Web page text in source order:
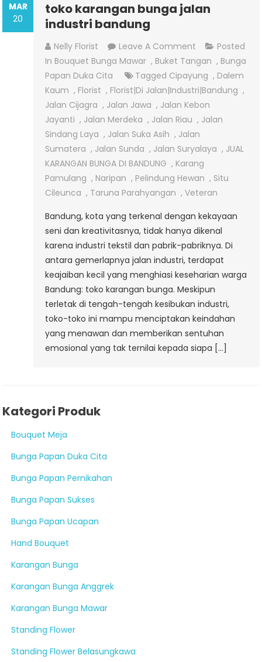
MAR
20
toko karangan bunga jalan
industri bandung
Nelly Florist Leave A Comment On
Toko
Karangan
Bunga
Jalan
Industri
Bandung
Posted
In Bouquet Bunga Mawar , Buket Tangan , Bunga
Papan Duka Cita
Tagged Cipayung , Dalem
Kaum , Florist , Florist|di Jalan|industri|bandung ,
Jalan Cijagra , Jalan Jawa , Jalan Kebon
Jayanti , Jalan Merdeka , Jalan Riau , Jalan
Sindang Laya , Jalan Suka Asih , Jalan
Sumatera , Jalan Sunda , Jalan Suryalaya , JUAL
KARANGAN BUNGA DI BANDUNG , Karang
Pamulang , Naripan , Pelindung Hewan , Situ
Cileunca , Taruna Parahyangan ,Veteran
Bandung, kota yang terkenal dengan kekayaan
seni dan kreativitasnya, tidak hanya dikenal
karena industri tekstil dan pabrik-pabriknya. Di
antara gemerlapnya jalan industri, terdapat
keajaiban kecil yang menghiasi keseharian warga
Bandung: toko karangan bunga. Meskipun
terletak di tengah-tengah kesibukan industri,
toko-toko ini mampu menciptakan keindahan
yang menawan dan memberikan sentuhan
emosional yang tak ternilai kepada siapa […]
Kategori Produk
Bouquet Meja
Bunga Papan Duka Cita
Bunga Papan Pernikahan
Bunga Papan Sukses
Bunga Papan Ucapan
Hand Bouquet
Karangan Bunga
Karangan Bunga Anggrek
Karangan Bunga Mawar
Standing Flower
Standing Flower Belasungkawa